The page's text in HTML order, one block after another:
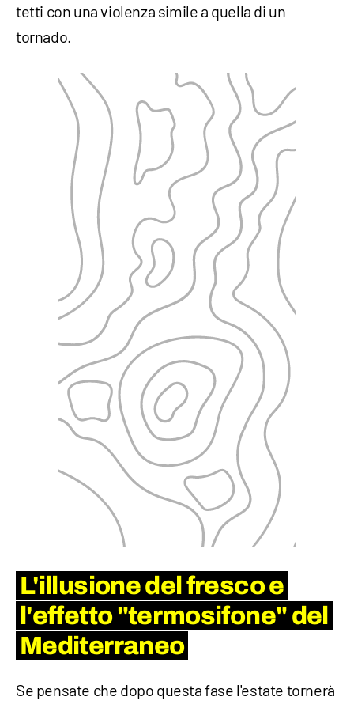
tetti con una violenza simile a quella di un
tornado.
L'illusione del fresco e
l'effetto "termosifone" del
Mediterraneo
Se pensate che dopo questa fase l'estate tornerà